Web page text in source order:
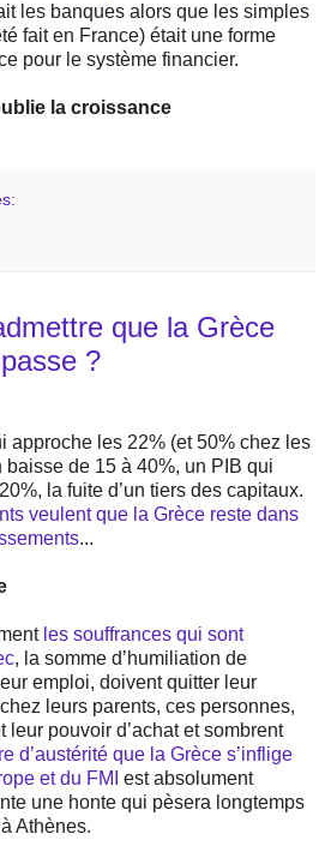
les banques alors que les simples
fait en France) était une forme
pour le système financier.
la croissance
que la Grèce
?
approche les 22% (et 50% chez les
de 15 à 40%, un PIB qui
la fuite d’un tiers des capitaux.
veulent que la Grèce reste dans
...
les souffrances qui sont
, la somme d’humiliation de
emploi, doivent quitter leur
leurs parents, ces personnes,
leur pouvoir d’achat et sombrent
d’austérité que la Grèce s’inflige
et du FMI est absolument
une honte qui pèsera longtemps
Athènes.